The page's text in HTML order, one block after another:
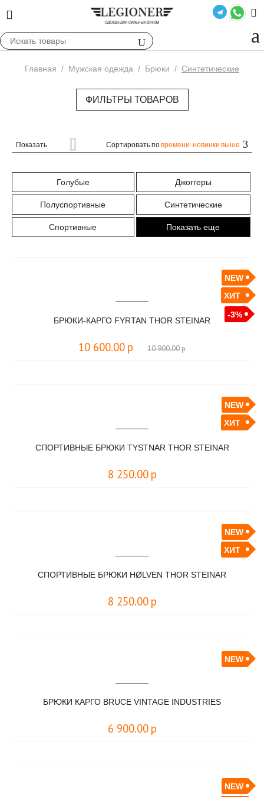
Главная / Мужская одежда / Брюки / Синтетические
ФИЛЬТРЫ ТОВАРОВ
Показать Сортировать повремени: новинки выше
Голубые Джоггеры
Полуспортивные Синтетические
Спортивные Показать еще
-3%
NEW
ХИТ
БРЮКИ-КАРГО FYRTAN THOR STEINAR
10 600.00 р 10 900.00р
NEW
ХИТ
СПОРТИВНЫЕ БРЮКИ TYSTNAR THOR STEINAR
8 250.00 р
NEW
ХИТ
СПОРТИВНЫЕ БРЮКИ HØLVEN THOR STEINAR
8 250.00 р
NEW
БРЮКИ КАРГО BRUCE VINTAGE INDUSTRIES
6 900.00 р
NEW